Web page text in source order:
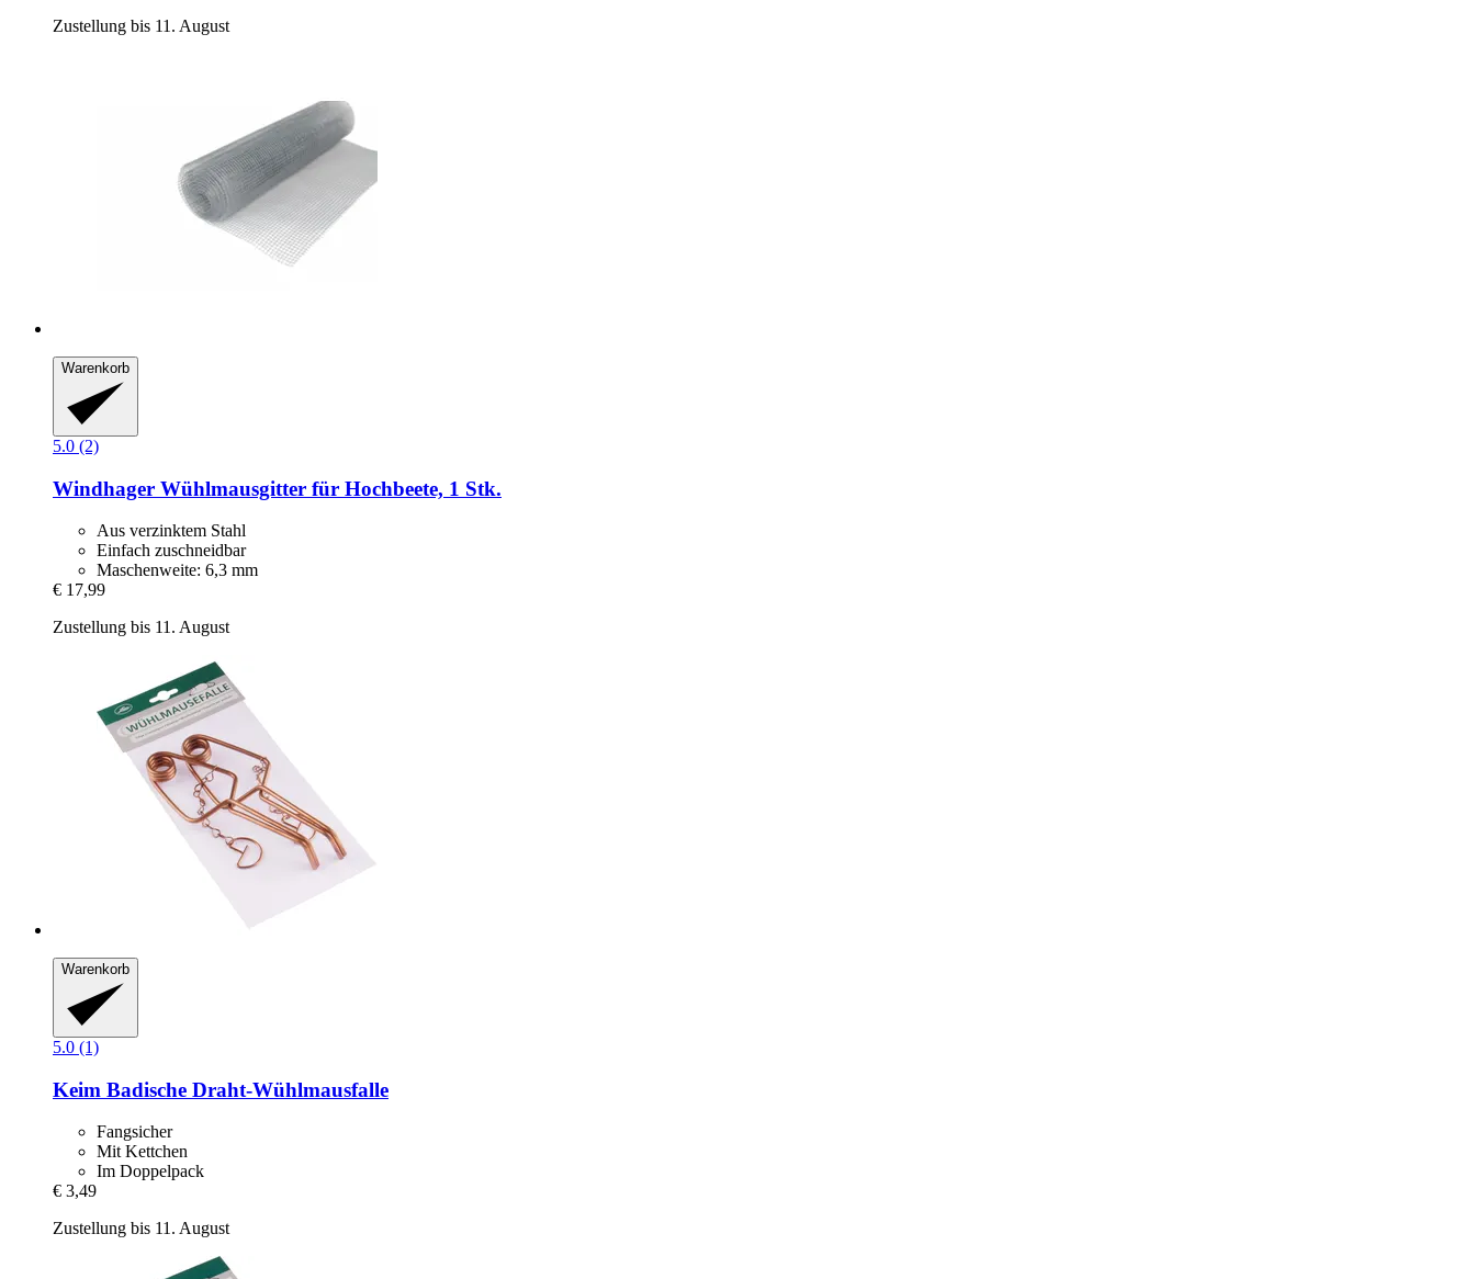
Zustellung bis 11. August
Warenkorb
5.0 (2)
Windhager Wühlmausgitter für Hochbeete, 1 Stk.
Aus verzinktem Stahl
Einfach zuschneidbar
Maschenweite: 6,3 mm
€ 17,99
Zustellung bis 11. August
Warenkorb
5.0 (1)
Keim Badische Draht-​Wühlmausfalle
Fangsicher
Mit Kettchen
Im Doppelpack
€ 3,49
Zustellung bis 11. August